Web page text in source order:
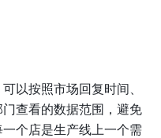
以按照市场回复时间、
查看的数据范围，避免
个店是生产线上一个需